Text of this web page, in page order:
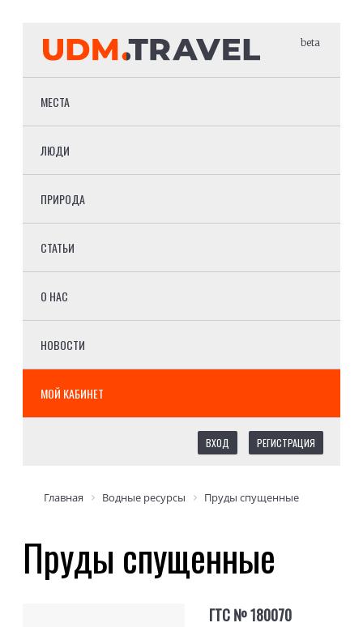
beta
МЕСТА
ЛЮДИ
ПРИРОДА
СТАТЬИ
О НАС
НОВОСТИ
МОЙ КАБИНЕТ
ВХОД РЕГИСТРАЦИЯ
Главная Водные ресурсы Пруды спущенные
Пруды спущенные
ГТС № 180070